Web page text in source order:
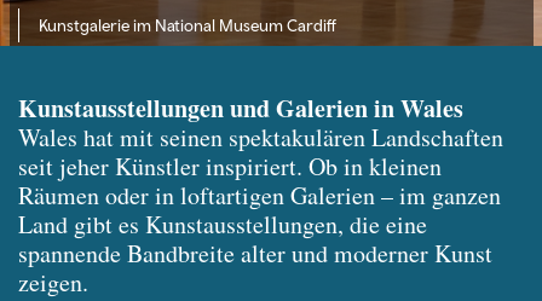
Kunstgalerie im National Museum Cardiff
Kunstausstellungen und Galerien in Wales
Wales hat mit seinen spektakulären Landschaften
seit jeher Künstler inspiriert. Ob in kleinen
Räumen oder in loftartigen Galerien – im ganzen
Land gibt es Kunstausstellungen, die eine
spannende Bandbreite alter und moderner Kunst
zeigen.